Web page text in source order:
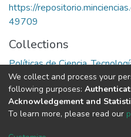
https://
49709
Collections
Políticas de Ciencia,
Full item page
DSpace software
Cookie
We collect and process your
following purposes:
Acknowledgement and
To learn more, please read our